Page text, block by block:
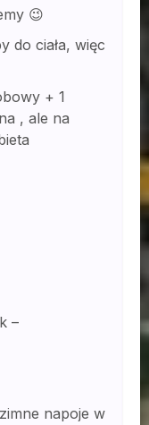
😉
do ciała, więc
+ 1
, ale na
–
napoje w